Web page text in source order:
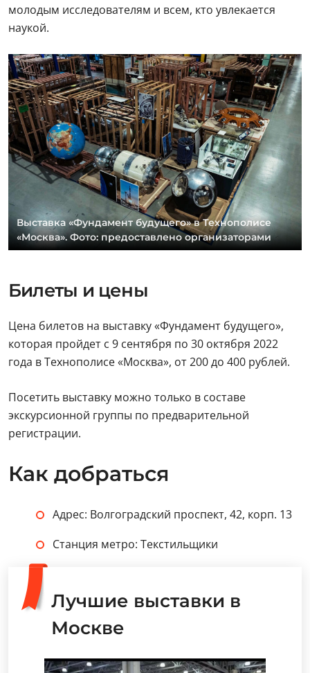
молодым исследователям и всем, кто увлекается
наукой.
Выставка «Фундамент будущего» в Технополисе
«Москва». Фото: предоставлено организаторами
Билеты и цены
Цена билетов на выставку «Фундамент будущего»,
которая пройдет с 9 сентября по 30 октября 2022
года в Технополисе «Москва», от 200 до 400 рублей.
Посетить выставку можно только в составе
экскурсионной группы по предварительной
регистрации.
Как добраться
Адрес: Волгоградский проспект, 42, корп. 13
Станция метро: Текстильщики
Лучшие выставки в
Москве